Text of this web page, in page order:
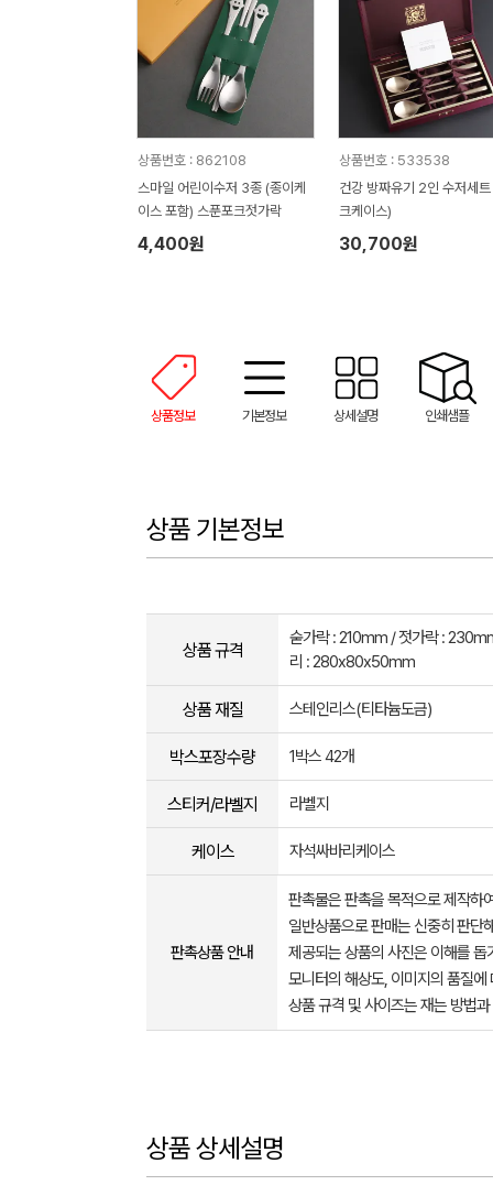
상품번호 : 862108
스마일 어린이수저 3종 (종이케
이스 포함) 스푼포크젓가락
4,400원
상품번호 : 533538
건강 방짜유기 2인 수저세트 (실
크케이스)
30,700원
상품정보 기본정보 상세설명 인쇄샘플
상품 기본정보
상품 규격
숟가락 : 210mm / 젓가락 :
리 : 280x80x50mm
상품 재질 스테인리스(티타늄도금)
박스포장수량 1박스 42개
스티커/라벨지 라벨지
케이스 자석싸바리케이스
판촉상품 안내
판촉물은 판촉을 목적으로 제작하
일반상품으로 판매는 신중히 판단
제공되는 상품의 사진은 이해를
모니터의 해상도, 이미지의 품질
상품 규격 및 사이즈는 재는 방법
상품 상세설명